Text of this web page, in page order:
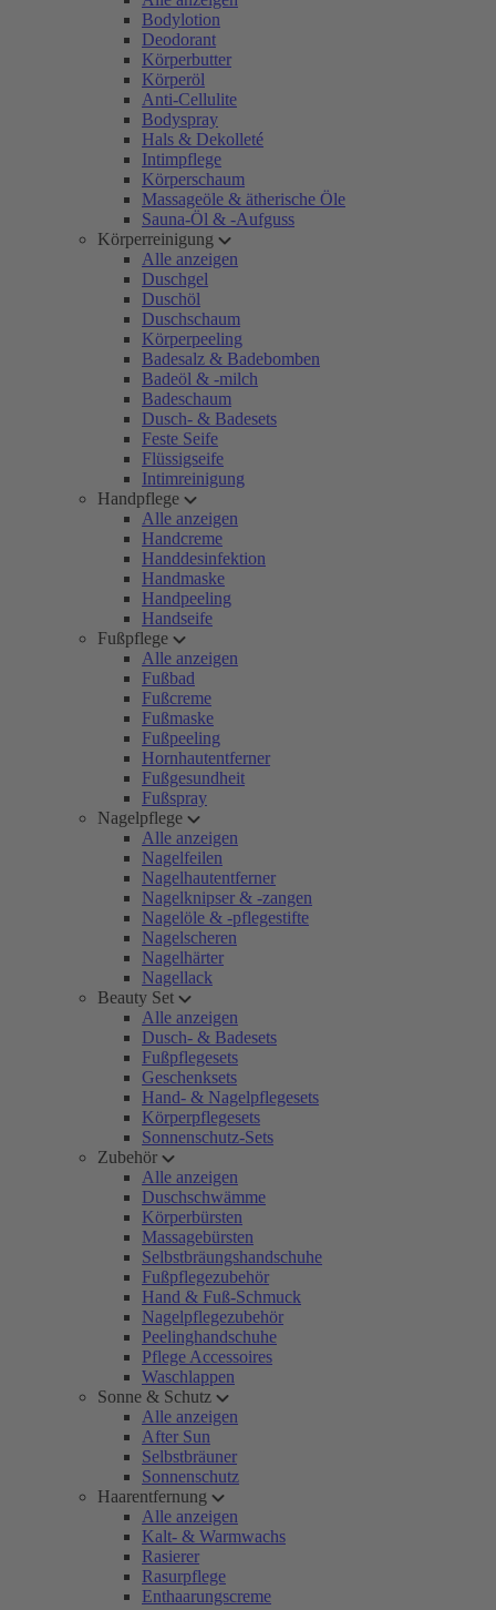
Bodylotion
Deodorant
Körperbutter
Körperöl
Anti-Cellulite
Bodyspray
Hals & Dekolleté
Intimpflege
Körperschaum
Massageöle & ätherische Öle
Sauna-Öl & -Aufguss
Körperreinigung
Alle anzeigen
Duschgel
Duschöl
Duschschaum
Körperpeeling
Badesalz & Badebomben
Badeöl & -milch
Badeschaum
Dusch- & Badesets
Feste Seife
Flüssigseife
Intimreinigung
Handpflege
Alle anzeigen
Handcreme
Handdesinfektion
Handmaske
Handpeeling
Handseife
Fußpflege
Alle anzeigen
Fußbad
Fußcreme
Fußmaske
Fußpeeling
Hornhautentferner
Fußgesundheit
Fußspray
Nagelpflege
Alle anzeigen
Nagelfeilen
Nagelhautentferner
Nagelknipser & -zangen
Nagelöle & -pflegestifte
Nagelscheren
Nagelhärter
Nagellack
Beauty Set
Alle anzeigen
Dusch- & Badesets
Fußpflegesets
Geschenksets
Hand- & Nagelpflegesets
Körperpflegesets
Sonnenschutz-Sets
Zubehör
Alle anzeigen
Duschschwämme
Körperbürsten
Massagebürsten
Selbstbräungshandschuhe
Fußpflegezubehör
Hand & Fuß-Schmuck
Nagelpflegezubehör
Peelinghandschuhe
Pflege Accessoires
Waschlappen
Sonne & Schutz
Alle anzeigen
After Sun
Selbstbräuner
Sonnenschutz
Haarentfernung
Alle anzeigen
Kalt- & Warmwachs
Rasierer
Rasurpflege
Enthaarungscreme